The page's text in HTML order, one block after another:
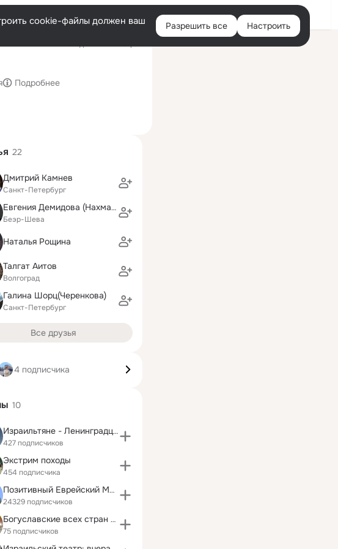
Войти
cookie-файлы должен ваш
Разрешить все Настроить
Подробнее
22
Дмитрий Камнев
Санкт-Петербург
Евгения Демидова (Нахмансон)
Беэр-Шева
Наталья Рощина
Талгат Аитов
Волгоград
Галина Шорц(Черенкова)
Санкт-Петербург
Все друзья
4 подписчика
10
Израильтяне - Ленинградцы - Петербуржцы
427 подписчиков
Экстрим походы
454 подписчика
Позитивный Еврейский Мир
24329 подписчиков
Богуславские всех стран соединяйтесь!!!
75 подписчиков